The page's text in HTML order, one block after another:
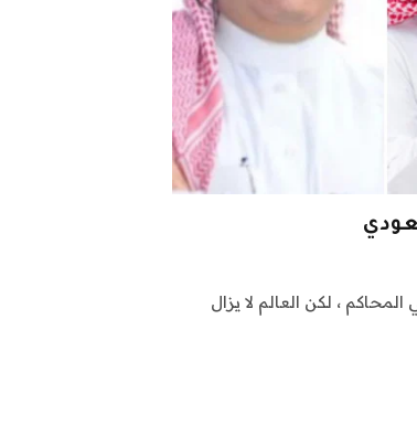
، لكن العالم لا يزال